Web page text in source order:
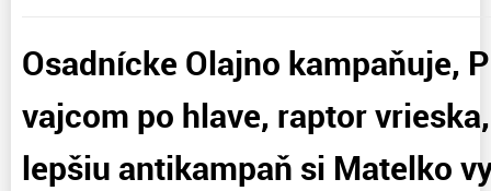
Osadnícke Olajno kampaňuje,
vajcom po hlave, raptor
lepšiu antikampaň si Matelko